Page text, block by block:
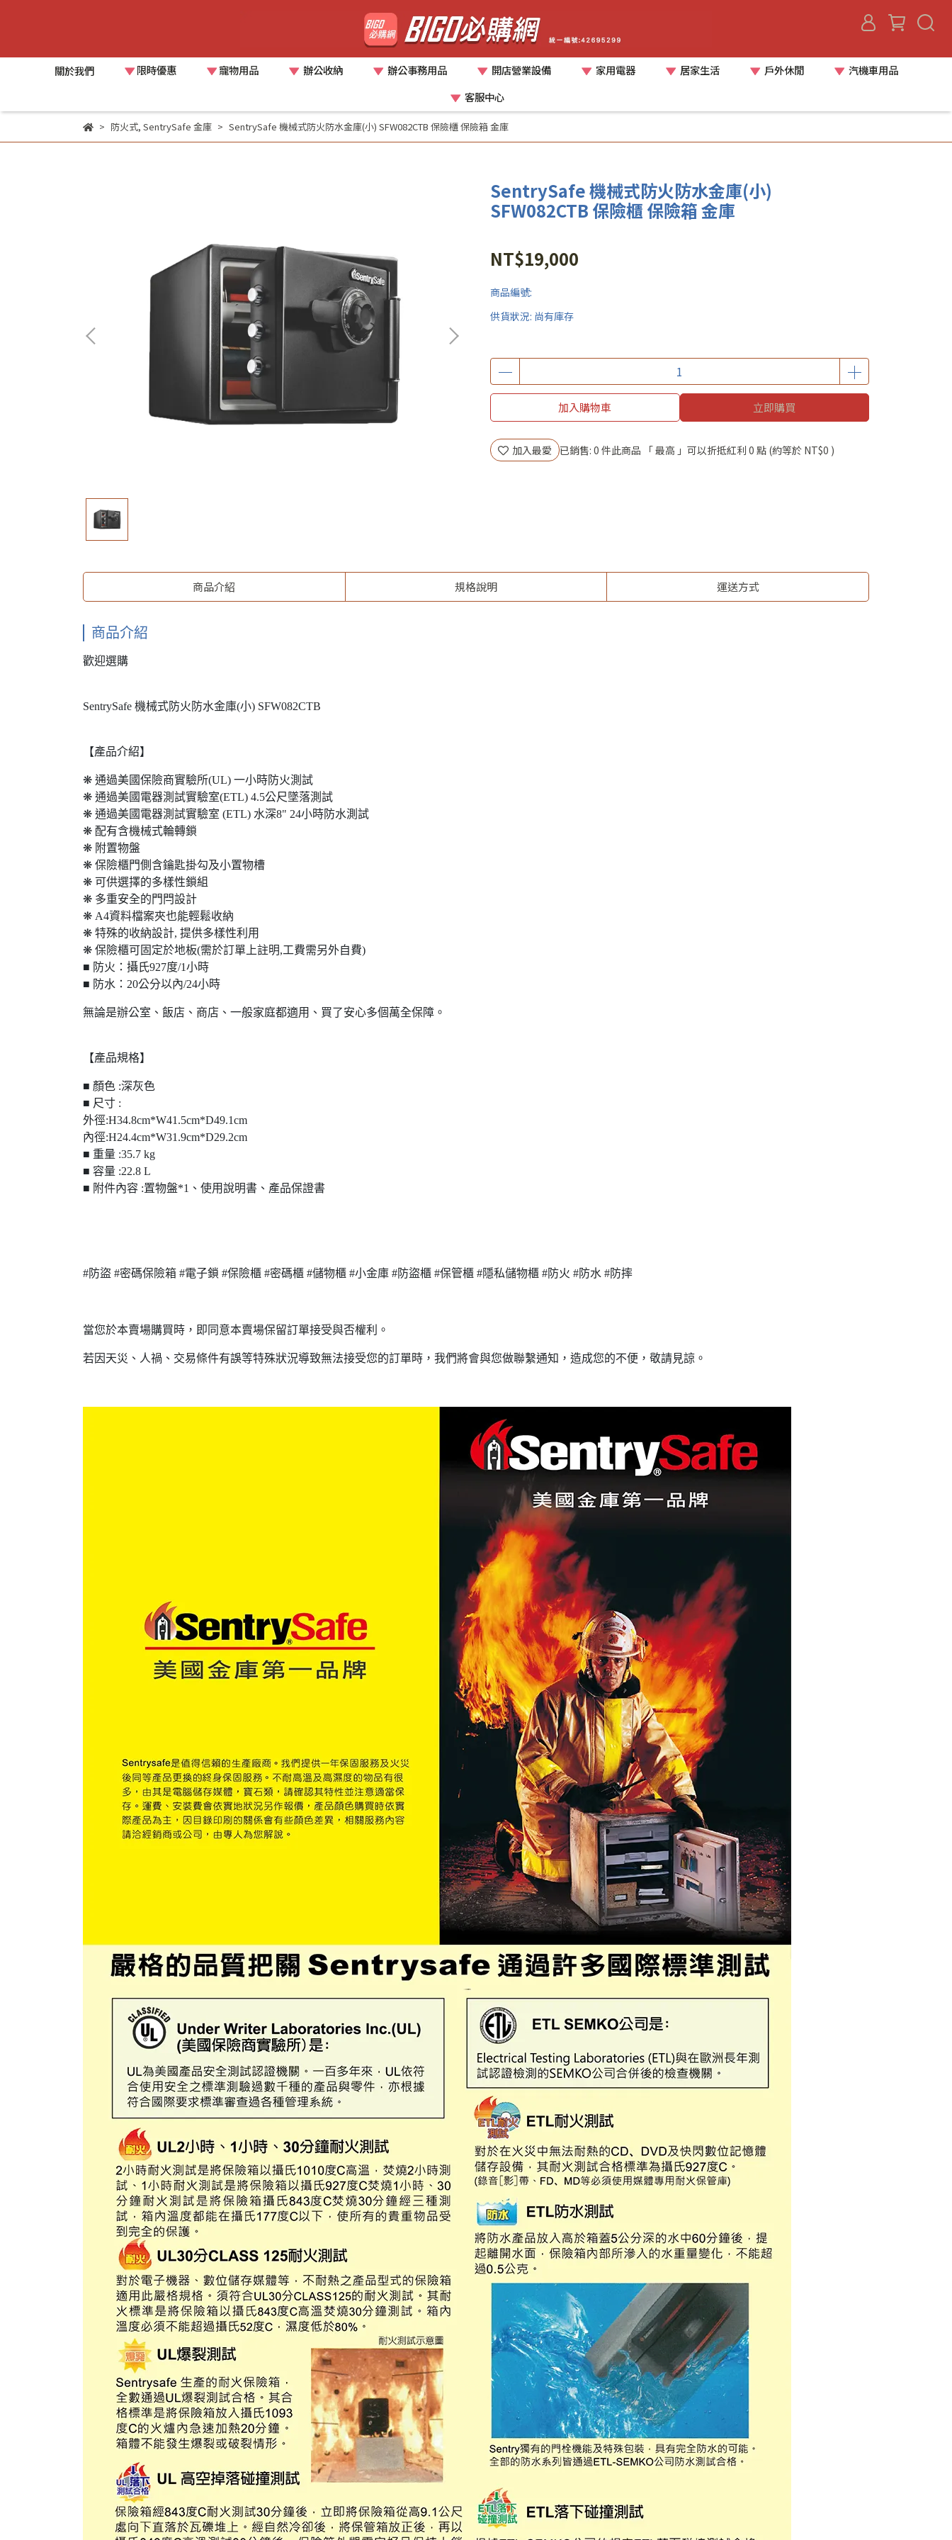
關於我們 限時優惠 寵物用品 辦公收納 辦公事務用品 開店營業設備 家用電器 居家生活 戶外休閒
汽機車用品
客服中心
防火式, SentrySafe 金庫 SentrySafe 機械式防火防水金庫(小) SFW082CTB 保險櫃 保險箱 金庫
SentrySafe 機械式防火防水金庫(小)
SFW082CTB 保險櫃 保險箱 金庫
NT$19,000
商品編號:
供貨狀況: 尚有庫存
加入購物車 立即購買
加入最愛 已銷售: 0 件此商品 「 最高 」可以折抵紅利 0 點 (約等於 NT$0 )
商品介紹 規格說明 運送方式
商品介紹
歡迎選購
SentrySafe 機械式防火防水金庫(小) SFW082CTB
【產品介紹】
❋ 通過美國保險商實驗所(UL) 一小時防火測試
❋ 通過美國電器測試實驗室(ETL) 4.5公尺墜落測試
❋ 通過美國電器測試實驗室 (ETL) 水深8" 24小時防水測試
❋ 配有含機械式輪轉鎖
❋ 附置物盤
❋ 保險櫃門側含鑰匙掛勾及小置物槽
❋ 可供選擇的多樣性鎖組
❋ 多重安全的門閂設計
❋ A4資料檔案夾也能輕鬆收納
❋ 特殊的收納設計, 提供多樣性利用
❋ 保險櫃可固定於地板(需於訂單上註明,工費需另外自費)
■ 防火：攝氏927度/1小時
■ 防水：20公分以內/24小時
無論是辦公室、飯店、商店、一般家庭都適用、買了安心多個萬全保障。
【產品規格】
■ 顏色 :深灰色
■ 尺寸 :
外徑:H34.8cm*W41.5cm*D49.1cm
內徑:H24.4cm*W31.9cm*D29.2cm
■ 重量 :35.7 kg
■ 容量 :22.8 L
■ 附件內容 :置物盤*1、使用說明書、產品保證書
#防盜 #密碼保險箱 #電子鎖 #保險櫃 #密碼櫃 #儲物櫃 #小金庫 #防盜櫃 #保管櫃 #隱私儲物櫃 #防火 #防水 #防摔
當您於本賣場購買時，即同意本賣場保留訂單接受與否權利。
若因天災、人禍、交易條件有誤等特殊狀況導致無法接受您的訂單時，我們將會與您做聯繫通知，造成您的不便，敬請見諒。